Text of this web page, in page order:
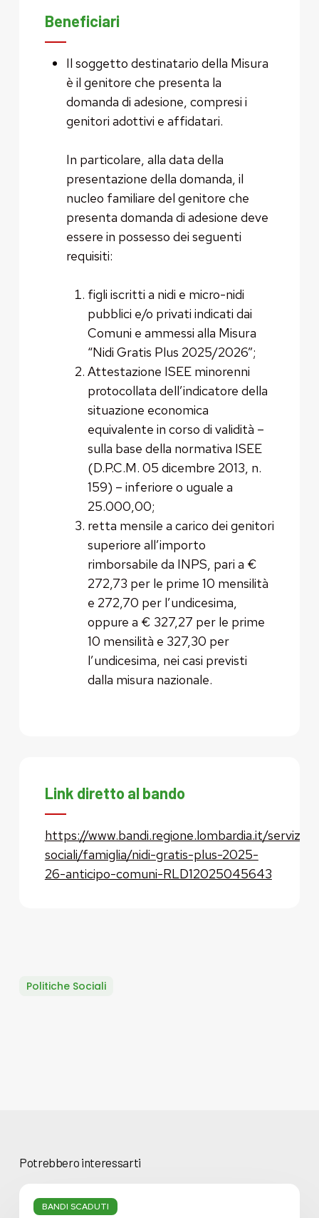
Beneficiari
Il soggetto destinatario della Misura
è il genitore che presenta la
domanda di adesione, compresi i
genitori adottivi e affidatari.
In particolare, alla data della
presentazione della domanda, il
nucleo familiare del genitore che
presenta domanda di adesione deve
essere in possesso dei seguenti
requisiti:
figli iscritti a nidi e micro-nidi
pubblici e/o privati indicati dai
Comuni e ammessi alla Misura
“Nidi Gratis Plus 2025/2026”;
Attestazione ISEE minorenni
protocollata dell’indicatore della
situazione economica
equivalente in corso di validità –
sulla base della normativa ISEE
(D.P.C.M. 05 dicembre 2013, n.
159) – inferiore o uguale a
25.000,00;
retta mensile a carico dei genitori
superiore all’importo
rimborsabile da INPS, pari a €
272,73 per le prime 10 mensilità
e 272,70 per l’undicesima,
oppure a € 327,27 per le prime
10 mensilità e 327,30 per
l’undicesima, nei casi previsti
dalla misura nazionale.
Link diretto al bando
https://www.bandi.regione.lombardia.it/servizi/
sociali/famiglia/nidi-gratis-plus-2025-
26-anticipo-comuni-RLD12025045643
Politiche Sociali
Potrebbero interessarti
BANDI SCADUTI
Fondiarie